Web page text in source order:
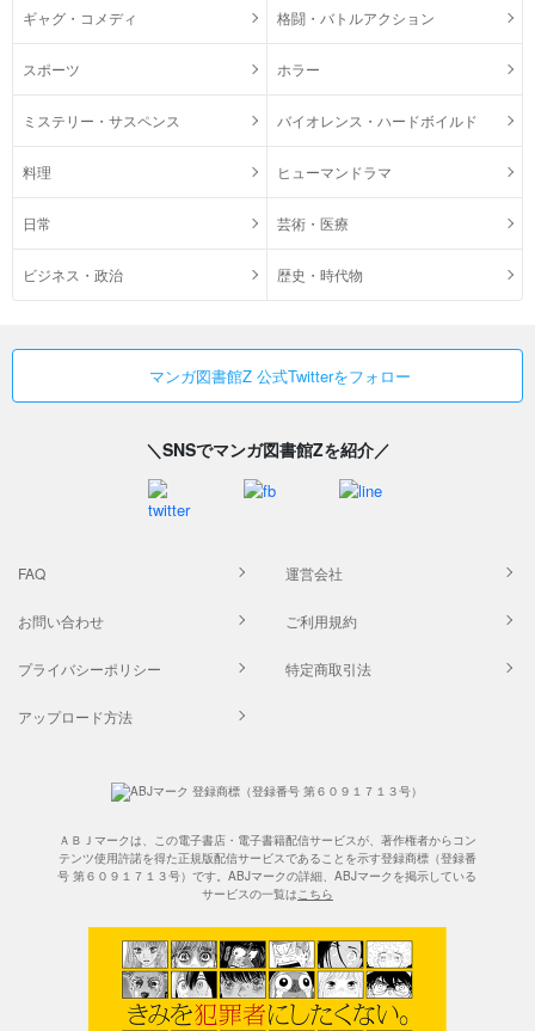
ギャグ・コメディ 格闘・バトルアクション
スポーツ ホラー
ミステリー・サスペンス バイオレンス・ハードボイルド
料理 ヒューマンドラマ
日常 芸術・医療
ビジネス・政治 歴史・時代物
マンガ図書館Z 公式Twitterをフォロー
＼SNSでマンガ図書館Zを紹介／
FAQ 運営会社
お問い合わせ ご利用規約
プライバシーポリシー 特定商取引法
アップロード方法
ＡＢＪマークは、この電子書店・電子書籍配信サービスが、著作権者からコン
テンツ使用許諾を得た正規版配信サービスであることを示す登録商標（登録番
号 第６０９１７１３号）です。ABJマークの詳細、ABJマークを掲示している
サービスの一覧はこちら